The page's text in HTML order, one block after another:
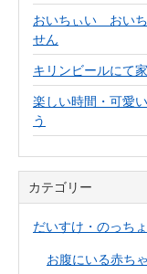
おいちぃい おいち
せん
キリンビールにて
楽しい時間・可愛
う
カテゴリー
だいすけ・のっち
お腹にいる赤ち